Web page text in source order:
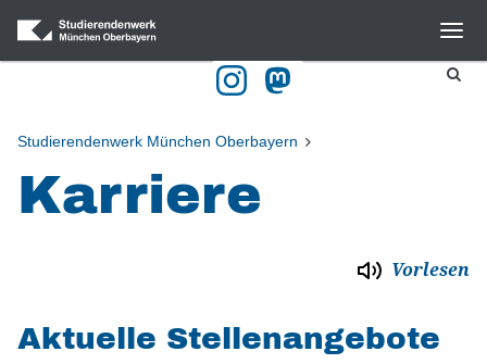
Studierendenwerk München Oberbayern
Karriere
Vorlesen
Aktuelle Stellenangebote